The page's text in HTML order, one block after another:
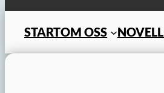
STARTOM OSS